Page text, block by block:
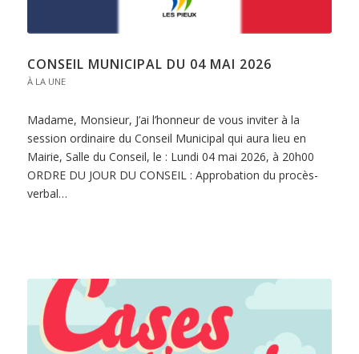
CONSEIL MUNICIPAL DU 04 MAI 2026
À LA UNE
Madame, Monsieur, J’ai l’honneur de vous inviter à la
session ordinaire du Conseil Municipal qui aura lieu en
Mairie, Salle du Conseil, le : Lundi 04 mai 2026, à 20h00
ORDRE DU JOUR DU CONSEIL : Approbation du procès-
verbal…